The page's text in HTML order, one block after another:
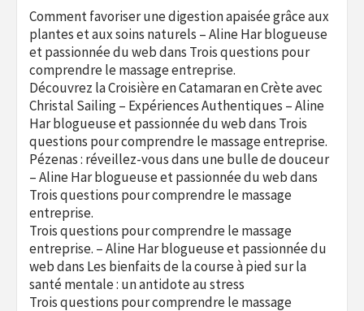
Comment favoriser une digestion apaisée grâce aux
plantes et aux soins naturels – Aline Har blogueuse
et passionnée du webdans Trois questions pour
comprendre le massage entreprise.
Découvrez la Croisière en Catamaran en Crète avec
Christal Sailing – Expériences Authentiques – Aline
Har blogueuse et passionnée du webdans Trois
questions pour comprendre le massage entreprise.
Pézenas : réveillez-vous dans une bulle de douceur
– Aline Har blogueuse et passionnée du webdans
Trois questions pour comprendre le massage
entreprise.
Trois questions pour comprendre le massage
entreprise. – Aline Har blogueuse et passionnée du
webdans Les bienfaits de la course à pied sur la
santé mentale : un antidote au stress
Trois questions pour comprendre le massage